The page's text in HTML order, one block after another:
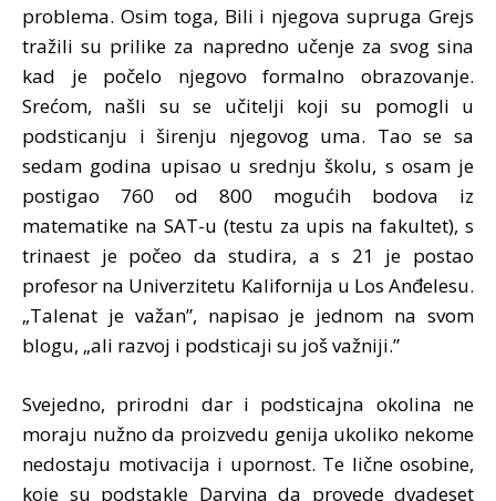
problema. Osim toga, Bili i njegova supruga Grejs
tražili su prilike za napredno učenje za svog sina
kad je počelo njegovo formalno obrazovanje.
Srećom, našli su se učitelji koji su pomogli u
podsticanju i širenju njegovog uma. Tao se sa
sedam godina upisao u srednju školu, s osam je
postigao 760 od 800 mogućih bodova iz
matematike na SAT-u (testu za upis na fakultet), s
trinaest je počeo da studira, a s 21 je postao
profesor na Univerzitetu Kalifornija u Los Anđelesu.
„Talenat je važan”, napisao je jednom na svom
blogu, „ali razvoj i podsticaji su još važniji.”
Svejedno, prirodni dar i podsticajna okolina ne
moraju nužno da proizvedu genija ukoliko nekome
nedostaju motivacija i upornost. Te lične osobine,
koje su podstakle Darvina da provede dvadeset